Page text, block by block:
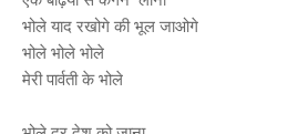
भोले याद रखोगे की भूल जाओगे
भोले भोले भोले
मेरी पार्वती के भोले